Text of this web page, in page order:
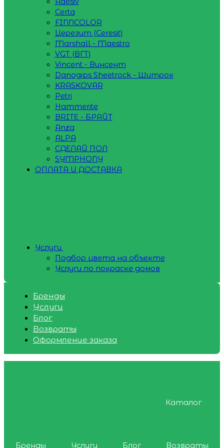
Certa
FINNCOLOR
Церезит (Ceresit)
Marshall - Maestro
VGT (ВГТ)
Vincent - Винсент
Danogips Sheetrock - Шитрок
KRASKOVAR
Petri
Hammerite
BRITE - БРАЙТ
Anza
ALPA
СДЕЛАЙ ПОЛ
SYMPHONY
ОПЛАТА И ДОСТАВКА
Услуги
Подбор цвета на объекте
Услуги по покраске домов
Бренды
Услуги
Блог
Возвраты
Оформление заказа
Каталог
Бренды Услуги Блог
Возвраты